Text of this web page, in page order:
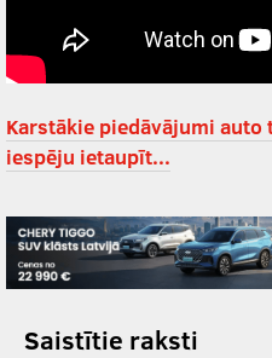
Karstākie piedāvājumi auto
iespēju ietaupīt...
Saistītie raksti